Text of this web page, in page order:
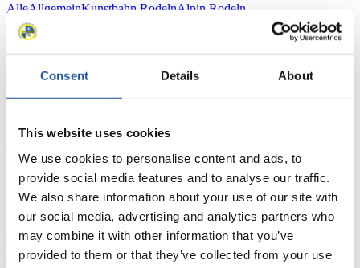
Consent Details About
This website uses cookies
We use cookies to personalise content and ads, to
provide social media features and to analyse our traffic.
We also share information about your use of our site with
our social media, advertising and analytics partners who
may combine it with other information that you’ve
provided to them or that they’ve collected from your use
AlleAllgemeinKunstbahn RodelnAlpin Rodeln
Rennkalender
Kunstbahn Rodeln Alpin RodelnRennkalender als PDF
FIL LIVE TV
Kunstbahn Rodeln
Live Streaming Alpin
Rodeln Highlights YOG Gangwon 2024
Ergebnis-Live-Ticker Kunstbahn